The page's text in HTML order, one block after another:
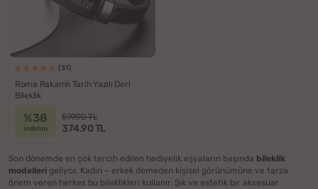
(31)
Roma Rakamlı Tarih Yazılı Deri
Bileklik
%38
indirim
599.90 TL
374.90 TL
Son dönemde en çok tercih edilen hediyelik eşyaların başında bileklik
modelleri geliyor. Kadın – erkek demeden kişisel görünümüne ve tarza
önem veren herkes bu bileklikleri kullanır. Şık ve estetik bir aksesuar